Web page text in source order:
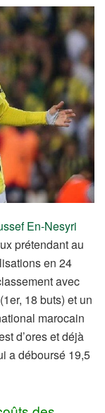
En-Nesyri
prétendant au
en 24
avec
18 buts) et un
marocain
d’ores et déjà
a déboursé 19,5